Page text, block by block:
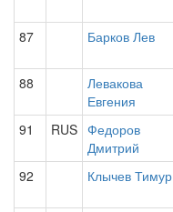
87 Барков Лев
88
Левакова
Евгения
91 RUS Федоров
Дмитрий
92 Клычев Тимур